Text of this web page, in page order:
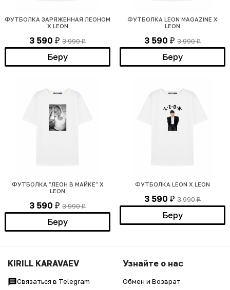
ФУТБОЛКА ЗАРЯЖЕННАЯ ЛЕОНОМ
X LEON
3 590 ₽ 3 990₽
Беру
ФУТБОЛКА LEON MAGAZINE X
LEON
3 590 ₽ 3 990₽
Беру
ФУТБОЛКА "ЛЕОН В МАЙКЕ" X
LEON
3 590 ₽ 3 990₽
Беру
ФУТБОЛКА LEON X LEON
3 590 ₽ 3 990₽
Беру
KIRILL KARAVAEV
Связаться в Telegram
Узнайте о нас
Обмен и Возврат